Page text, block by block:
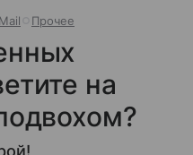
Прочее
на